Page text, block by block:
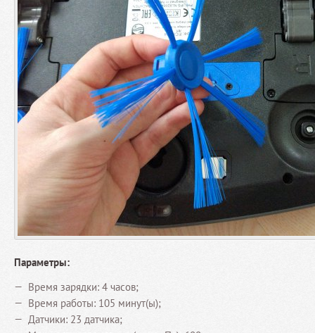
Параметры:
Время зарядки: 4 часов;
Время работы: 105 минут(ы);
Датчики: 23 датчика;